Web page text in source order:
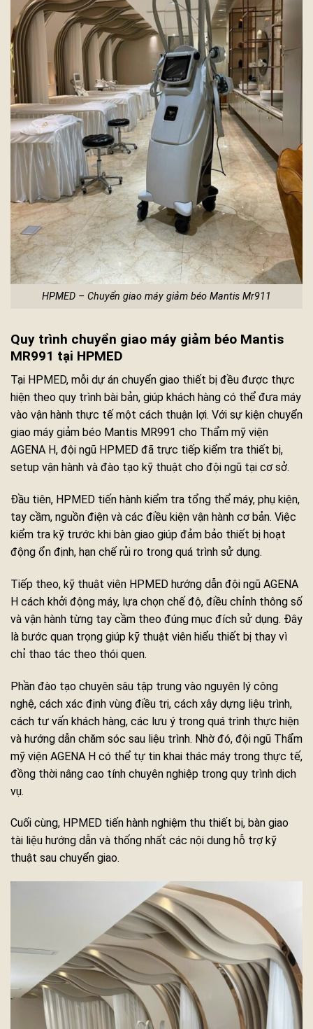
HPMED – Chuyển giao máy giảm béo Mantis Mr911
Quy trình chuyển giao máy giảm béo Mantis
MR991 tại HPMED
Tại HPMED, mỗi dự án chuyển giao thiết bị đều được thực
hiện theo quy trình bài bản, giúp khách hàng có thể đưa máy
vào vận hành thực tế một cách thuận lợi. Với sự kiện chuyển
giao máy giảm béo Mantis MR991 cho Thẩm mỹ viện
AGENA H, đội ngũ HPMED đã trực tiếp kiểm tra thiết bị,
setup vận hành và đào tạo kỹ thuật cho đội ngũ tại cơ sở.
Đầu tiên, HPMED tiến hành kiểm tra tổng thể máy, phụ kiện,
tay cầm, nguồn điện và các điều kiện vận hành cơ bản. Việc
kiểm tra kỹ trước khi bàn giao giúp đảm bảo thiết bị hoạt
động ổn định, hạn chế rủi ro trong quá trình sử dụng.
Tiếp theo, kỹ thuật viên HPMED hướng dẫn đội ngũ AGENA
H cách khởi động máy, lựa chọn chế độ, điều chỉnh thông số
và vận hành từng tay cầm theo đúng mục đích sử dụng. Đây
là bước quan trọng giúp kỹ thuật viên hiểu thiết bị thay vì
chỉ thao tác theo thói quen.
Phần đào tạo chuyên sâu tập trung vào nguyên lý công
nghệ, cách xác định vùng điều trị, cách xây dựng liệu trình,
cách tư vấn khách hàng, các lưu ý trong quá trình thực hiện
và hướng dẫn chăm sóc sau liệu trình. Nhờ đó, đội ngũ Thẩm
mỹ viện AGENA H có thể tự tin khai thác máy trong thực tế,
đồng thời nâng cao tính chuyên nghiệp trong quy trình dịch
vụ.
Cuối cùng, HPMED tiến hành nghiệm thu thiết bị, bàn giao
tài liệu hướng dẫn và thống nhất các nội dung hỗ trợ kỹ
thuật sau chuyển giao.